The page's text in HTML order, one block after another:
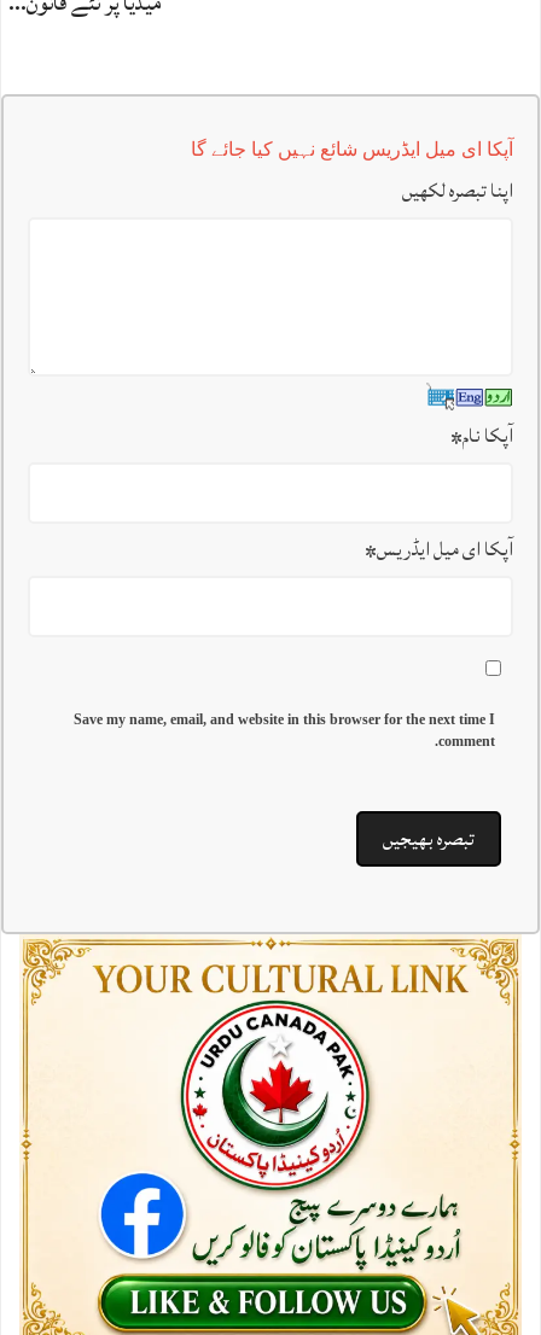
آپکا ای میل ایڈریس شائع نہیں کیا جائے گا
اپنا تبصرہ لکھیں
آپکا نام*
آپکا ای میل ایڈریس*
Save my name, email, and website in this browser for the next time I
comment.